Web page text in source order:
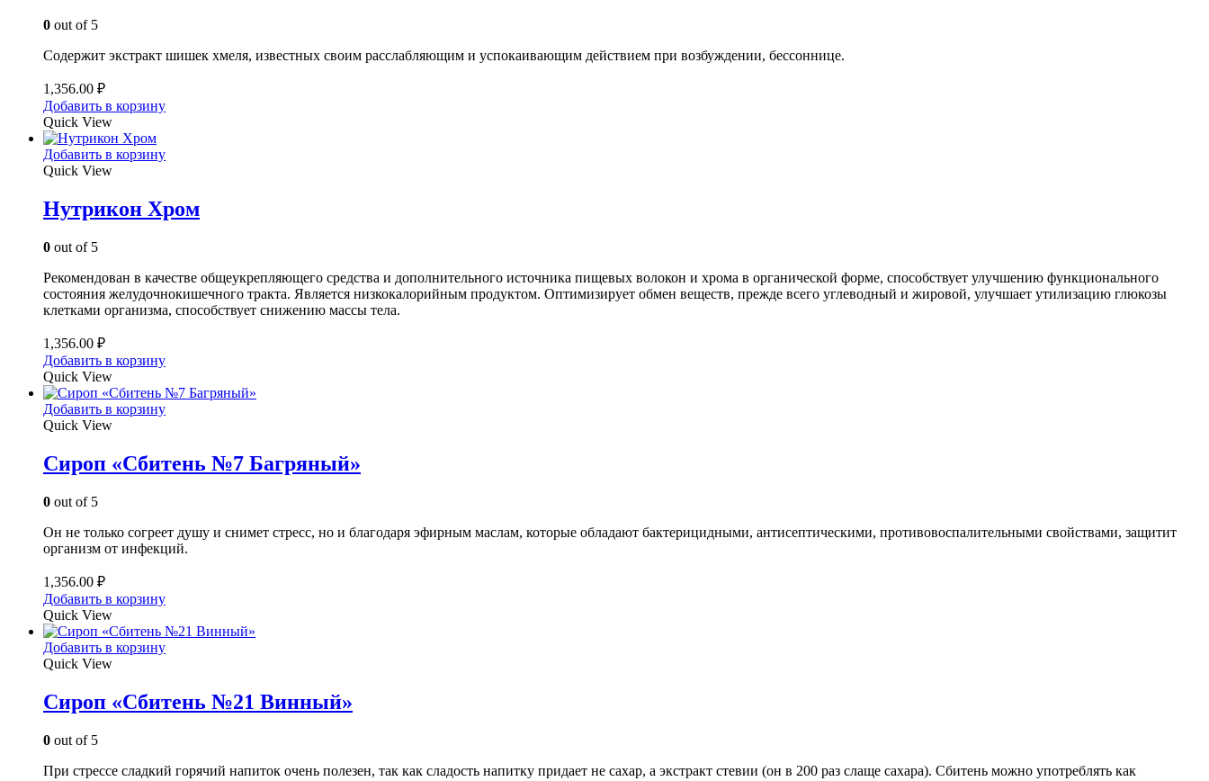
0 out of 5
Содержит экстракт шишек хмеля, известных своим расслабляющим и успокаивающим действием при возбуждении, бессоннице.
1,356.00 ₽
Добавить в корзину
Quick View
Добавить в корзину
Quick View
Нутрикон Хром
0 out of 5
Рекомендован в качестве общеукрепляющего средства и дополнительного источника пищевых волокон и хрома в органической форме, способствует улучшению функционального
состояния желудочно­кишечного тракта. Является низкокалорийным продуктом. Оптимизирует обмен веществ, прежде всего углеводный и жировой, улучшает утилизацию глюкозы
клетками организма, способствует снижению массы тела.
1,356.00 ₽
Добавить в корзину
Quick View
Добавить в корзину
Quick View
Сироп «Сбитень №7 Багряный»
0 out of 5
Он не только согреет душу и снимет стресс, но и благодаря эфирным маслам, которые обладают бактерицидными, антисептическими, противовоспалительными свойствами, защитит
организм от инфекций.
1,356.00 ₽
Добавить в корзину
Quick View
Добавить в корзину
Quick View
Сироп «Сбитень №21 Винный»
0 out of 5
При стрессе сладкий горячий напиток очень полезен, так как сладость напитку придает не сахар, а экстракт стевии (он в 200 раз слаще сахара). Сбитень можно употреблять как